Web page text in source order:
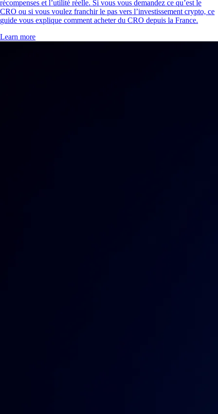
récompenses et l’utilité réelle. Si vous vous demandez ce qu’est le
CRO ou si vous voulez franchir le pas vers l’investissement crypto, ce
guide vous explique comment acheter du CRO depuis la France.
Learn more